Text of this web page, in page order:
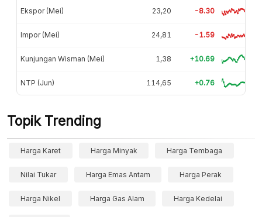
Ekspor (Mei) 23,20 -8.30
Impor (Mei) 24,81 -1.59
Kunjungan Wisman (Mei) 1,38 +10.69
NTP (Jun) 114,65 +0.76
Topik Trending
Harga Karet Harga Minyak Harga Tembaga
Nilai Tukar Harga Emas Antam Harga Perak
Harga Nikel Harga Gas Alam Harga Kedelai